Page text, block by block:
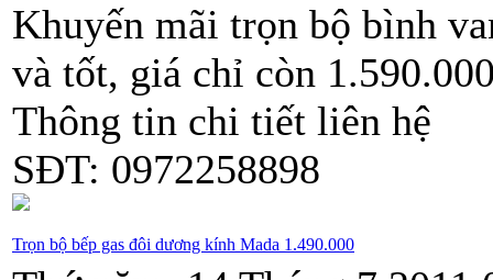
Khuyến mãi trọn bộ bình
và tốt, giá chỉ còn
Thông tin chi tiết liên hệ
SĐT: 0972258898
Trọn bộ bếp gas đôi dương kính Mada 1.490.000